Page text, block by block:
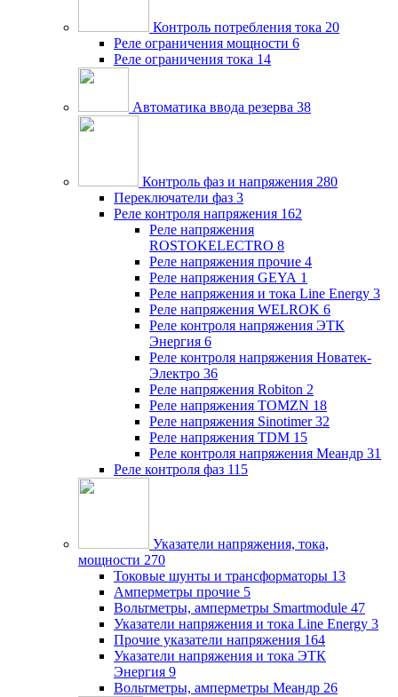
Контроль потребления тока 20
Реле ограничения мощности 6
Реле ограничения тока 14
Автоматика ввода резерва 38
Контроль фаз и напряжения 280
Переключатели фаз 3
Реле контроля напряжения 162
Реле напряжения
ROSTOKELECTRO 8
Реле напряжения прочие 4
Реле напряжения GEYA 1
Реле напряжения и тока Line Energy 3
Реле напряжения WELROK 6
Реле контроля напряжения ЭТК
Энергия 6
Реле контроля напряжения Новатек-
Электро 36
Реле напряжения Robiton 2
Реле напряжения TOMZN 18
Реле напряжения Sinotimer 32
Реле напряжения TDM 15
Реле контроля напряжения Меандр 31
Реле контроля фаз 115
Указатели напряжения, тока,
мощности 270
Токовые шунты и трансформаторы 13
Амперметры прочие 5
Вольтметры, амперметры Smartmodule 47
Указатели напряжения и тока Line Energy 3
Прочие указатели напряжения 164
Указатели напряжения и тока ЭТК
Энергия 9
Вольтметры, амперметры Меандр 26